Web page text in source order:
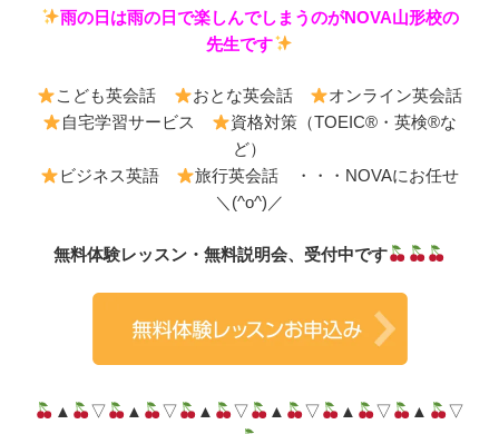
雨の日は雨の日で楽しんでしまうのがNOVA山形校の
先生です
こども英会話 おとな英会話
オンライン英会話
自宅学習サービス
資格対策（TOEIC®・英検®な
ど）
ビジネス英語
旅行英会話 ・・・NOVAにお任せ
＼(^o^)／
無料体験レッスン・無料説明会、受付中です
▲ ▽ ▲ ▽ ▲ ▽ ▲ ▽ ▲ ▽ ▲ ▽